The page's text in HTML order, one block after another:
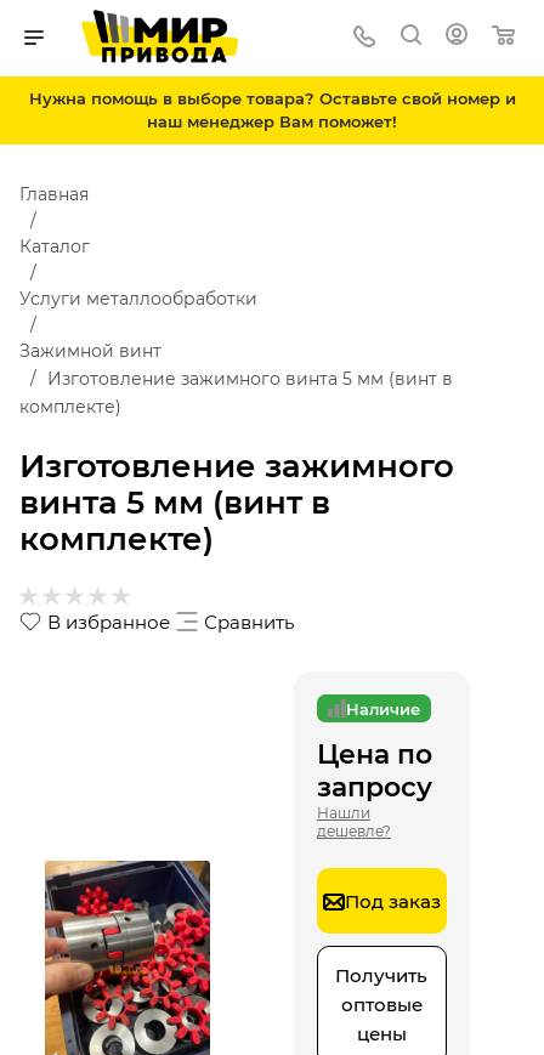
Нужна помощь в выборе товара? Оставьте свой номер и
наш менеджер Вам поможет!
Изготовление зажимного
винта 5 мм (винт в
комплекте)
Главная
Каталог
Услуги металлообработки
Зажимной винт
Изготовление зажимного винта 5 мм (винт в
комплекте)
В избранное Сравнить
Наличие
Цена по
запросу
Нашли
дешевле?
Под заказ
Получить
оптовые
цены